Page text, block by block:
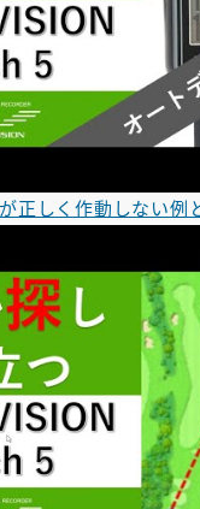
正しく作動しない例